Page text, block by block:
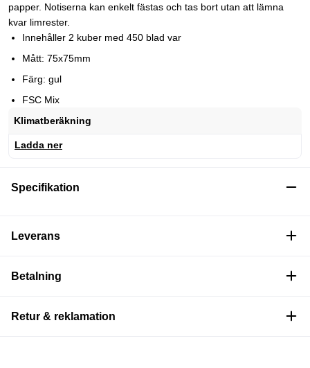
papper. Notiserna kan enkelt fästas och tas bort utan att lämna
kvar limrester.
Innehåller 2 kuber med 450 blad var
Mått: 75x75mm
Färg: gul
FSC Mix
Klimatberäkning
Ladda ner
Specifikation
Leverans
Betalning
Retur & reklamation